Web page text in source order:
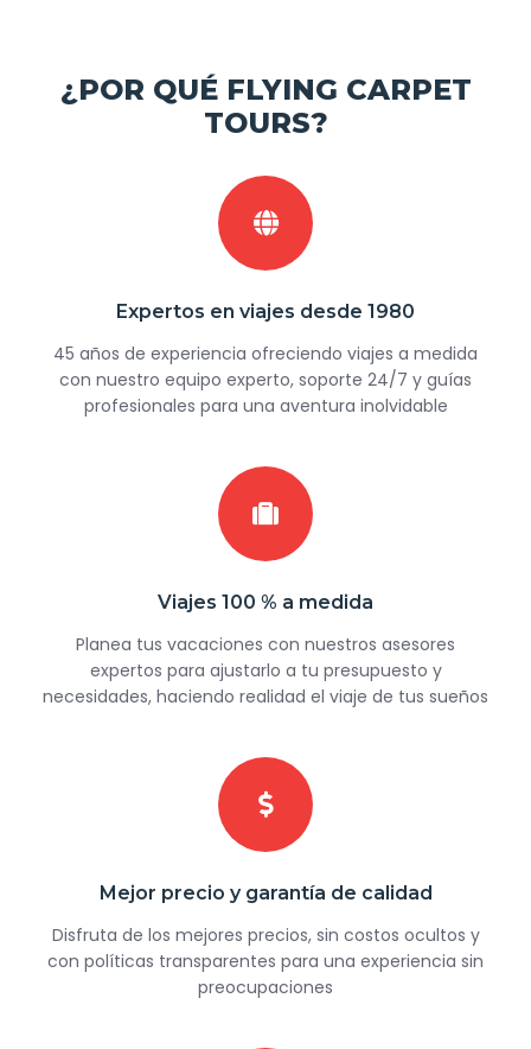
¿POR QUÉ FLYING CARPET
TOURS?
Expertos en viajes desde 1980
45 años de experiencia ofreciendo viajes a medida
con nuestro equipo experto, soporte 24/7 y guías
profesionales para una aventura inolvidable
Viajes 100 % a medida
Planea tus vacaciones con nuestros asesores
expertos para ajustarlo a tu presupuesto y
necesidades, haciendo realidad el viaje de tus sueños
Mejor precio y garantía de calidad
Disfruta de los mejores precios, sin costos ocultos y
con políticas transparentes para una experiencia sin
preocupaciones